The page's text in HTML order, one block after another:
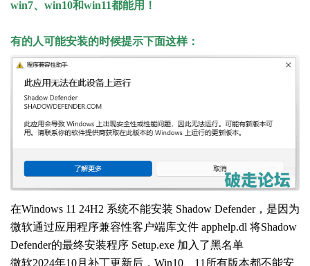
win7、win10和win11都能用！
有的人可能安装的时候提示下面这样：
在Windows 11 24H2 系统不能安装 Shadow Defender，是因为
微软通过应用程序兼容性客户端库文件 apphelp.dl 将Shadow
Defender的最终安装程序 Setup.exe 加入了黑名单
微软2024年10月补丁更新后，Win10、11所有版本都不能安